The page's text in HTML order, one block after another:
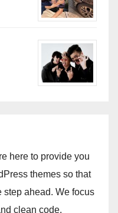
here to provide you
themes so that
step ahead. We focus
clean code.